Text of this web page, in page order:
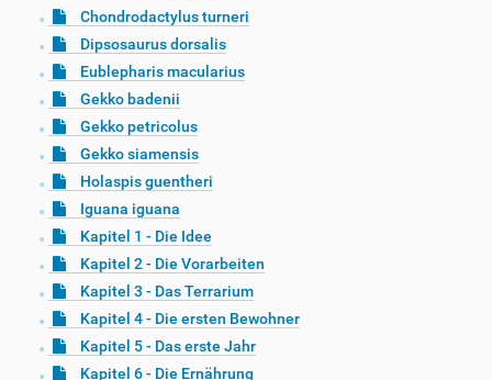
Chondrodactylus turneri
Dipsosaurus dorsalis
Eublepharis macularius
Gekko badenii
Gekko petricolus
Gekko siamensis
Holaspis guentheri
Iguana iguana
Kapitel 1 - Die Idee
Kapitel 2 - Die Vorarbeiten
Kapitel 3 - Das Terrarium
Kapitel 4 - Die ersten Bewohner
Kapitel 5 - Das erste Jahr
Kapitel 6 - Die Ernährung